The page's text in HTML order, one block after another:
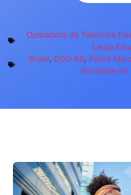
Operadora de Telefonia
Larga
Brasil, DDD 89, Padre
Nordeste do